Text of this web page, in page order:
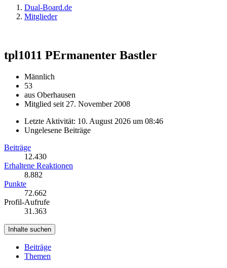
Dual-Board.de
Mitglieder
tpl1011 PErmanenter Bastler
Männlich
53
aus Oberhausen
Mitglied seit 27. November 2008
Letzte Aktivität: 10. August 2026 um 08:46
Ungelesene Beiträge
Beiträge
12.430
Erhaltene Reaktionen
8.882
Punkte
72.662
Profil-Aufrufe
31.363
Inhalte suchen
Beiträge
Themen